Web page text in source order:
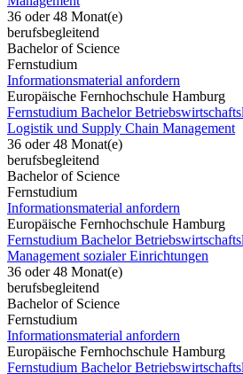
36 oder 48 Monat(e)
berufsbegleitend
Bachelor of Science
Fernstudium
Informationsmaterial anfordern
Europäische Fernhochschule Hamburg
Fernstudium Bachelor
Logistik und Supply Chain Management
36 oder 48 Monat(e)
berufsbegleitend
Bachelor of Science
Fernstudium
Informationsmaterial anfordern
Europäische Fernhochschule Hamburg
Fernstudium Bachelor
Management sozialer Einrichtungen
36 oder 48 Monat(e)
berufsbegleitend
Bachelor of Science
Fernstudium
Informationsmaterial anfordern
Europäische Fernhochschule Hamburg
Fernstudium Bachelor